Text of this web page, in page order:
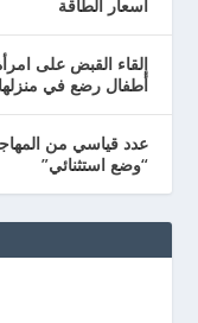
أسعار الطاقة
إلقاء القبض على
أطفال رضع في منزلها
عدد قياسي من
“وضع استثنائي”